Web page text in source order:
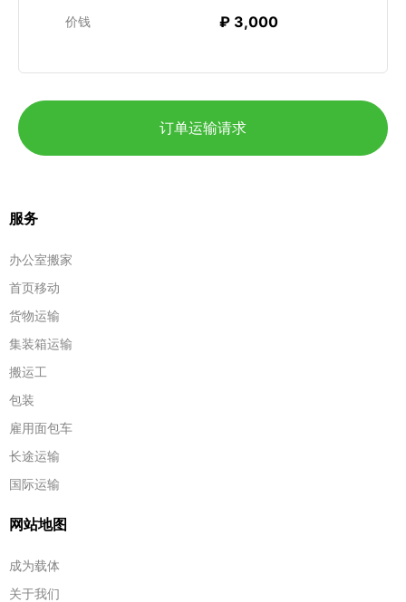
价钱 ₽ 3,000
订单运输请求
服务
办公室搬家
首页移动
货物运输
集装箱运输
搬运工
包装
雇用面包车
长途运输
国际运输
网站地图
成为载体
关于我们